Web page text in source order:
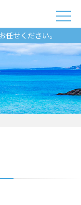
任せください。